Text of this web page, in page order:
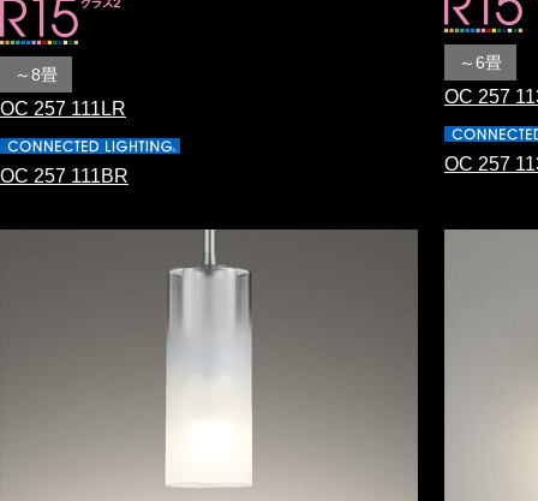
～8畳
OC 257 111LR
OC 257 111BR
～6畳
OC 257
OC 257